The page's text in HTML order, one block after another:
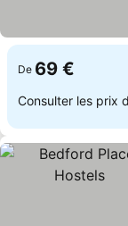
De 69 €
Consulter les prix